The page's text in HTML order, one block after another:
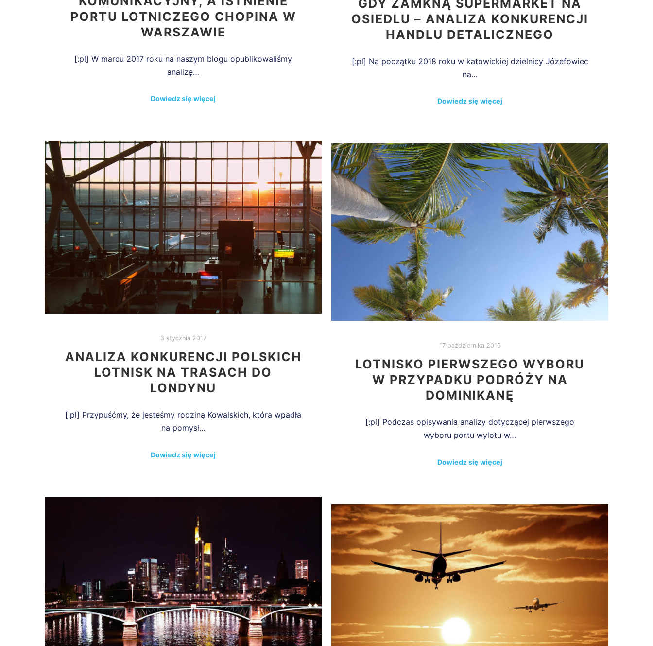
PORTU LOTNICZEGO CHOPINA W
WARSZAWIE
[:pl] W marcu 2017 roku na naszym blogu opublikowaliśmy
analizę…
Dowiedz się więcej
GDY ZAMKNĄ SUPERMARKET NA
OSIEDLU – ANALIZA KONKURENCJI
HANDLU DETALICZNEGO
[:pl] Na początku 2018 roku w katowickiej dzielnicy Józefowiec
na…
Dowiedz się więcej
3 stycznia 2017
ANALIZA KONKURENCJI POLSKICH
LOTNISK NA TRASACH DO
LONDYNU
[:pl] Przypuśćmy, że jesteśmy rodziną Kowalskich, która wpadła
na pomysł…
Dowiedz się więcej
17 października 2016
LOTNISKO PIERWSZEGO WYBORU
W PRZYPADKU PODRÓŻY NA
DOMINIKANĘ
[:pl] Podczas opisywania analizy dotyczącej pierwszego
wyboru portu wylotu w…
Dowiedz się więcej